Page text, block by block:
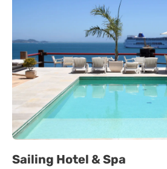
Sailing Hotel & Spa